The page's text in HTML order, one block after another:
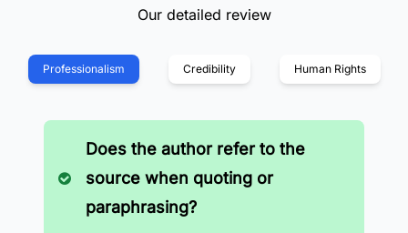
Our detailed review
Professionalism Credibility Human Rights
Does the author refer to the
source when quoting or
paraphrasing?